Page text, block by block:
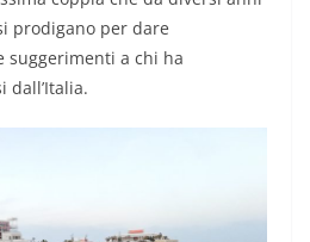
prodigano per dare
suggerimenti a chi ha
dall’Italia.